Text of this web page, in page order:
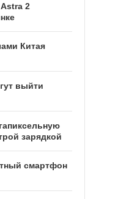
2
Китая
выйти
зарядкой
смартфон